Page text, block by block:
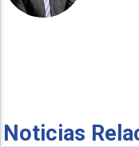
Noticias